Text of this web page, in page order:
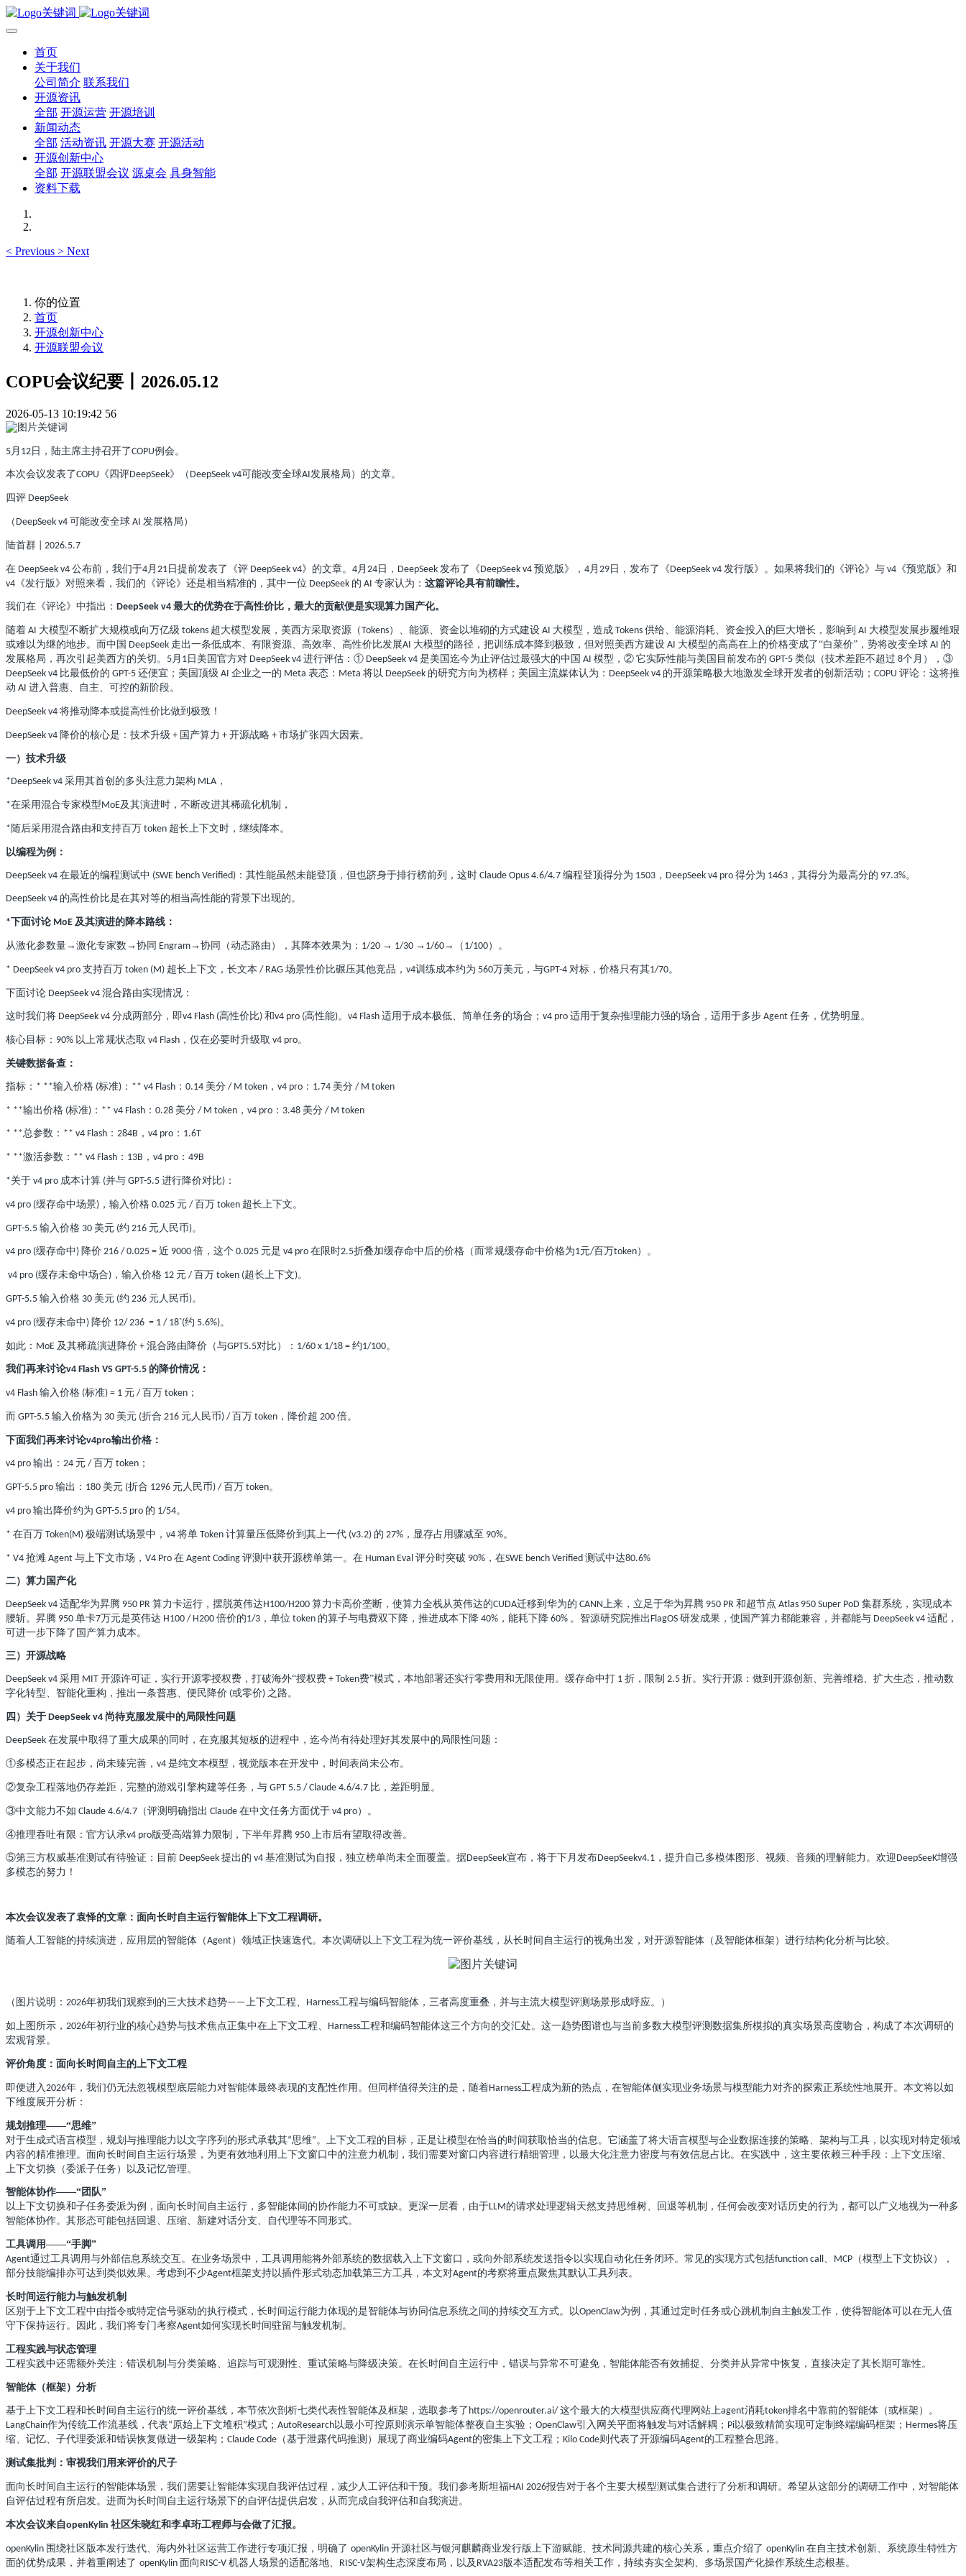
首页
关于我们
公司简介 联系我们
开源资讯
全部 开源运营 开源培训
新闻动态
全部 活动资讯 开源大赛 开源活动
开源创新中心
全部 开源联盟会议 源桌会 具身智能
资料下载
< Previous > Next
你的位置
首页
开源创新中心
开源联盟会议
COPU会议纪要丨2026.05.12
2026-05-13 10:19:42 56
5 月 12日，陆主席主持召开了COPU例会。
本次会议发表了COPU 《四评DeepSeek》（ DeepSeek v4可能改变全球AI发展格局）的文章。
四评 DeepSeek
（ DeepSeek v4 可能改变全球 AI 发展格局）
陆首群 | 2026.5.7
在 DeepSeek v4 公布前，我们于4 月 21日提前发表了《评 DeepSeek v4》的文章。 4 月 24日， DeepSeek 发布了《DeepSeek v4 预览版》， 4 月 29日，发布了《DeepSeek v4 发行版》。如果将我们的《评论》与 v4 《预览版》和
v4 《发行版》对照来看，我们的《评论》还是相当精准的，其中一位 DeepSeek 的 AI 专家认为： 这篇评论具有前瞻性。
我们在《评论》中指出： DeepSeek v4 最大的优势在于高性价比，最大的贡献便是实现算力国产化。
随着 AI 大模型不断扩大规模或向万亿级 tokens 超大模型发展，美西方采取资源（Tokens）、能源、资金以堆砌的方式建设 AI 大模型，造成 Tokens 供给、能源消耗、资金投入的巨大增长，影响到 AI 大模型发展步履维艰
或难以为继的地步。而中国 DeepSeek 走出一条低成本、有限资源、高效率、高性价比发展AI 大模型的路径，把训练成本降到极致，但对照美西方建设 AI 大模型的高高在上的价格变成了“白菜价”，势将改变全球 AI 的
发展格局，再次引起美西方的关切。 5月 1 日美国官方对 DeepSeek v4 进行评估：① DeepSeek v4 是美国迄今为止评估过最强大的中国 AI 模型，② 它实际性能与美国目前发布的 GPT-5 类似（技术差距不超过 8个月），③
DeepSeek v4 比最低价的 GPT-5 还便宜；美国顶级 AI 企业之一的 Meta 表态： Meta 将以 DeepSeek 的研究方向为榜样；美国主流媒体认为： DeepSeek v4 的开源策略极大地激发全球开发者的创新活动； COPU 评论：这将推
动 AI 进入普惠、自主、可控的新阶段。
DeepSeek v4 将推动降本或提高性价比做到极致！
DeepSeek v4 降价的核心是：技术升级 + 国产算力 + 开源战略 + 市场扩张四大因素。
一）技术升级
*DeepSeek v4 采用其首创的多头注意力架构 MLA ，
*在采用混合专家模型MoE及其演进时，不断改进其稀疏化机制，
* 随后采用混合路由和支持百万 token 超长上下文时，继续降本。
以编程为例：
DeepSeek v4 在最近的编程测试中 (SWE bench Verified) ：其性能虽然未能登顶，但也跻身于排行榜前列，这时 Claude Opus 4.6/4.7 编程登顶得分为 1503 ， DeepSeek v4 pro 得分为 1463 ，其得分为最高分的 97.3%。
DeepSeek v4 的高性价比是在其对等的相当高性能的背景下出现的。
*下面讨论 MoE 及其演进的降本路线：
从激化参数量→激化专家数→协同 Engram→协同（动态路由），其降本效果为： 1/20 → 1/30 → 1/60→（ 1/100）。
* DeepSeek v4 pro 支持百万 token (M) 超长上下文，长文本 / RAG 场景性价比碾压其他竞品， v4训练成本约为 560万美元，与GPT-4 对标，价格只有其1/70。
下面讨论 DeepSeek v4 混合路由实现情况：
这时我们将 DeepSeek v4 分成两部分，即v4 Flash (高性价比) 和v4 pro (高性能)。 v4 Flash 适用于成本极低、简单任务的场合； v4 pro 适用于复杂推理能力强的场合，适用于多步 Agent 任务，优势明显。
核心目标： 90% 以上常规状态取 v4 Flash ，仅在必要时升级取 v4 pro。
关键数据备查：
指标： * **输入价格 (标准) ： ** v4 Flash ： 0.14 美分 / M token ， v4 pro ： 1.74 美分 / M token
* **输出价格 (标准) ： ** v4 Flash ： 0.28 美分 / M token ， v4 pro ： 3.48 美分 / M token
* **总参数： ** v4 Flash ： 284B ， v4 pro ： 1.6T
* **激活参数： ** v4 Flash ： 13B ， v4 pro ： 49B
*关于 v4 pro 成本计算 (并与 GPT-5.5 进行降价对比) ：
v4 pro (缓存命中场景) ，输入价格 0.025 元 /百万 token 超长上下文。
GPT-5.5 输入价格 30 美元 (约 216 元人民币)。
v4 pro (缓存命中) 降价 216 / 0.025 = 近 9000 倍，这个 0.025 元是 v4 pro 在限时2.5折叠加缓存命中后的价格（而常规缓存命中价格为1元/百万token）。
v4 pro (缓存未命中场合) ，输入价格 12 元 / 百万 token (超长上下文)。
GPT-5.5 输入价格 30 美元 (约 236 元人民币)。
v4 pro (缓存未命中) 降价 12/ 236 = 1 / 18`(约 5.6%)。
如此： MoE 及其稀疏演进降价 + 混合路由降价（与GPT5.5对比）： 1/60 x 1/18 = 约1/100。
我们再来讨论v4 Flash VS GPT-5.5 的降价情况：
v4 Flash 输入价格 (标准) = 1 元 / 百万 token ；
而 GPT-5.5 输入价格为 30 美元 (折合 216 元人民币) / 百万 token ，降价超 200 倍。
下面我们再来讨论v4pro输出价格：
v4 pro 输出： 24 元 / 百万 token ；
GPT-5.5 pro 输出： 180 美元 (折合 1296 元人民币) / 百万 token。
v4 pro 输出降价约为 GPT-5.5 pro 的 1/54。
* 在百万 Token(M) 极端测试场景中， v4 将单 Token 计算量压低降价到其上一代 (v3.2) 的 27% ，显存占用骤减至 90%。
* V4 抢滩 Agent 与上下文市场， V4 Pro 在 Agent Coding 评测中获开源榜单第一。在 Human Eval 评分时突破 90% ，在SWE bench Verified 测试中达80.6%
二）算力国产化
DeepSeek v4 适配华为昇腾 950 PR 算力卡运行，摆脱英伟达H100/H200 算力卡高价垄断，使算力全栈从英伟达的CUDA迁移到华为的 CANN上来，立足于华为昇腾 950 PR 和超节点 Atlas 950 Super PoD 集群系统，实现成本
腰斩。昇腾 950 单卡7万元是英伟达 H100 / H200 倍价的1/3 ，单位 token 的算子与电费双下降，推进成本下降 40% ，能耗下降 60% 。智源研究院推出 FlagOS 研发成果，使国产算力都能兼容，并都能与 DeepSeek v4 适配，
可进一步下降了国产算力成本。
三）开源战略
DeepSeek v4 采用 MIT 开源许可证，实行开源零授权费，打破海外“授权费 + Token费”模式，本地部署还实行零费用和无限使用。缓存命中打 1 折，限制 2.5 折。实行开源：做到开源创新、完善维稳、扩大生态，推动数
字化转型、智能化重构，推出一条普惠、便民降价 (或零价) 之路。
四）关于 DeepSeek v4 尚待克服发展中的局限性问题
DeepSeek 在发展中取得了重大成果的同时，在克服其短板的进程中，迄今尚有待处理好其发展中的局限性问题：
①多模态正在起步，尚未臻完善， v4 是纯文本模型，视觉版本在开发中，时间表尚未公布。
②复杂工程落地仍存差距，完整的游戏引擎构建等任务，与 GPT 5.5 / Claude 4.6/4.7 比，差距明显。
③中文能力不如 Claude 4.6/4.7 （评测明确指出 Claude 在中文任务方面优于 v4 pro）。
④推理吞吐有限：官方认承v4 pro版受高端算力限制，下半年昇腾 950 上市后有望取得改善。
⑤第三方权威基准测试有待验证：目前 DeepSeek 提出的 v4 基准测试为自报，独立榜单尚未全面覆盖。据DeepSeek宣布，将于下月发布DeepSeekv4.1 ，提升自己多模体图形、视频、音频的理解能力。欢迎DeepSeeK增强
多模态的努力！
本次会议发表了袁怿的文章：面向长时自主运行智能体上下文工程调研。
随着人工智能的持续演进，应用层的智能体（Agent）领域正快速迭代。本次调研以上下文工程为统一评价基线，从长时间自主运行的视角出发，对开源智能体（及智能体框架）进行结构化分析与比较。
（图片说明： 2026年初我们观察到的三大技术趋势——上下文工程、 Harness工程与编码智能体，三者高度重叠，并与主流大模型评测场景形成呼应。）
如上图所示， 2026年初行业的核心趋势与技术焦点正集中在上下文工程、 Harness工程和编码智能体这三个方向的交汇处。这一趋势图谱也与当前多数大模型评测数据集所模拟的真实场景高度吻合，构成了本次调研的
宏观背景。
评价角度：面向长时间自主的上下文工程
即便进入 2026年，我们仍无法忽视模型底层能力对智能体最终表现的支配性作用。但同样值得关注的是，随着Harness工程成为新的热点，在智能体侧实现业务场景与模型能力对齐的探索正系统性地展开。本文将以如
下维度展开分析：
规划推理——“思维”
对于生成式语言模型，规划与推理能力以文字序列的形式承载其“思维” 。上下文工程的目标，正是让模型在恰当的时间获取恰当的信息。它涵盖了将大语言模型与企业数据连接的策略、架构与工具，以实现对特定领域
内容的精准推理。面向长时间自主运行场景，为更有效地利用上下文窗口中的注意力机制，我们需要对窗口内容进行精细管理，以最大化注意力密度与有效信息占比。在实践中，这主要依赖三种手段：上下文压缩、
上下文切换（委派子任务）以及记忆管理。
智能体协作——“团队”
以上下文切换和子任务委派为例，面向长时间自主运行，多智能体间的协作能力不可或缺。更深一层看，由于LLM的请求处理逻辑天然支持思维树、回退等机制，任何会改变对话历史的行为，都可以广义地视为一种多
智能体协作。其形态可能包括回退、压缩、新建对话分支、自代理等不同形式。
工具调用——“手脚”
Agent通过工具调用与外部信息系统交互。在业务场景中，工具调用能将外部系统的数据载入上下文窗口，或向外部系统发送指令以实现自动化任务闭环。常见的实现方式包括function call、 MCP （模型上下文协议），
部分技能编排亦可达到类似效果。考虑到不少Agent框架支持以插件形式动态加载第三方工具，本文对Agent的考察将重点聚焦其默认工具列表。
长时间运行能力与触发机制
区别于上下文工程中由指令或特定信号驱动的执行模式，长时间运行能力体现的是智能体与协同信息系统之间的持续交互方式。以OpenClaw为例，其通过定时任务或心跳机制自主触发工作，使得智能体可以在无人值
守下保持运行。因此，我们将专门考察Agent如何实现长时间驻留与触发机制。
工程实践与状态管理
工程实践中还需额外关注：错误机制与分类策略、追踪与可观测性、重试策略与降级决策。在长时间自主运行中，错误与异常不可避免，智能体能否有效捕捉、分类并从异常中恢复，直接决定了其长期可靠性。
智能体（框架）分析
基于上下文工程和长时间自主运行的统一评价基线，本节依次剖析七类代表性智能体及框架，选取参考了 https://openrouter.ai/ 这个最大的大模型供应商代理网站上agent消耗token排名中靠前的智能体（或框架）。
LangChain作为传统工作流基线，代表“原始上下文堆积”模式； AutoResearch以最小可控原则演示单智能体整夜自主实验； OpenClaw引入网关平面将触发与对话解耦； Pi以极致精简实现可定制终端编码框架； Hermes将压
缩、记忆、子代理委派和错误恢复做进一级架构； Claude Code （基于泄露代码推测）展现了商业编码Agent的密集上下文工程； Kilo Code则代表了开源编码Agent的工程整合思路。
测试集批判：审视我们用来评价的尺子
面向长时间自主运行的智能体场景，我们需要让智能体实现自我评估过程，减少人工评估和干预。我们参考斯坦福 HAI 2026报告对于各个主要大模型测试集合进行了分析和调研。希望从这部分的调研工作中，对智能体
自评估过程有所启发。进而为长时间自主运行场景下的自评估提供启发，从而完成自我评估和自我演进。
本次会议来自openKylin 社区朱晓红和李卓珩工程师与会做了汇报。
openKylin 围绕社区版本发行迭代、海内外社区运营工作进行专项汇报，明确了 openKylin 开源社区与银河麒麟商业发行版上下游赋能、技术同源共建的核心关系，重点介绍了 openKylin 在自主技术创新、系统原生特性方
面的优势成果，并着重阐述了 openKylin 面向 RISC-V 机器人场景的适配落地、 RISC-V架构生态深度布局，以及 RVA23版本适配发布等相关工作，持续夯实全架构、多场景国产化操作系统生态根基。